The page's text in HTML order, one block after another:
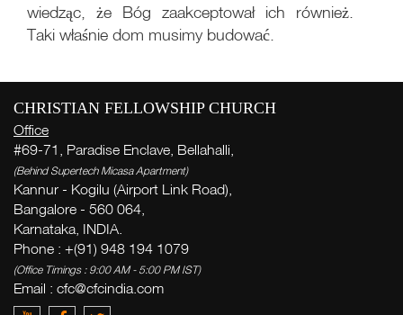
wiedząc, że Bóg zaakceptował ich również.
Taki właśnie dom musimy budować.
CHRISTIAN FELLOWSHIP CHURCH
Office
#69-71, Paradise Enclave, Bellahalli,
(Behind Supertech Micasa Apartment)
Kannur - Kogilu (Airport Link Road),
Bangalore - 560 064,
Karnataka, INDIA.
Phone : +(91) 948 194 1079
(Office Timings : 9:00 AM - 5:00 PM IST)
Email : cfc@cfcindia.com